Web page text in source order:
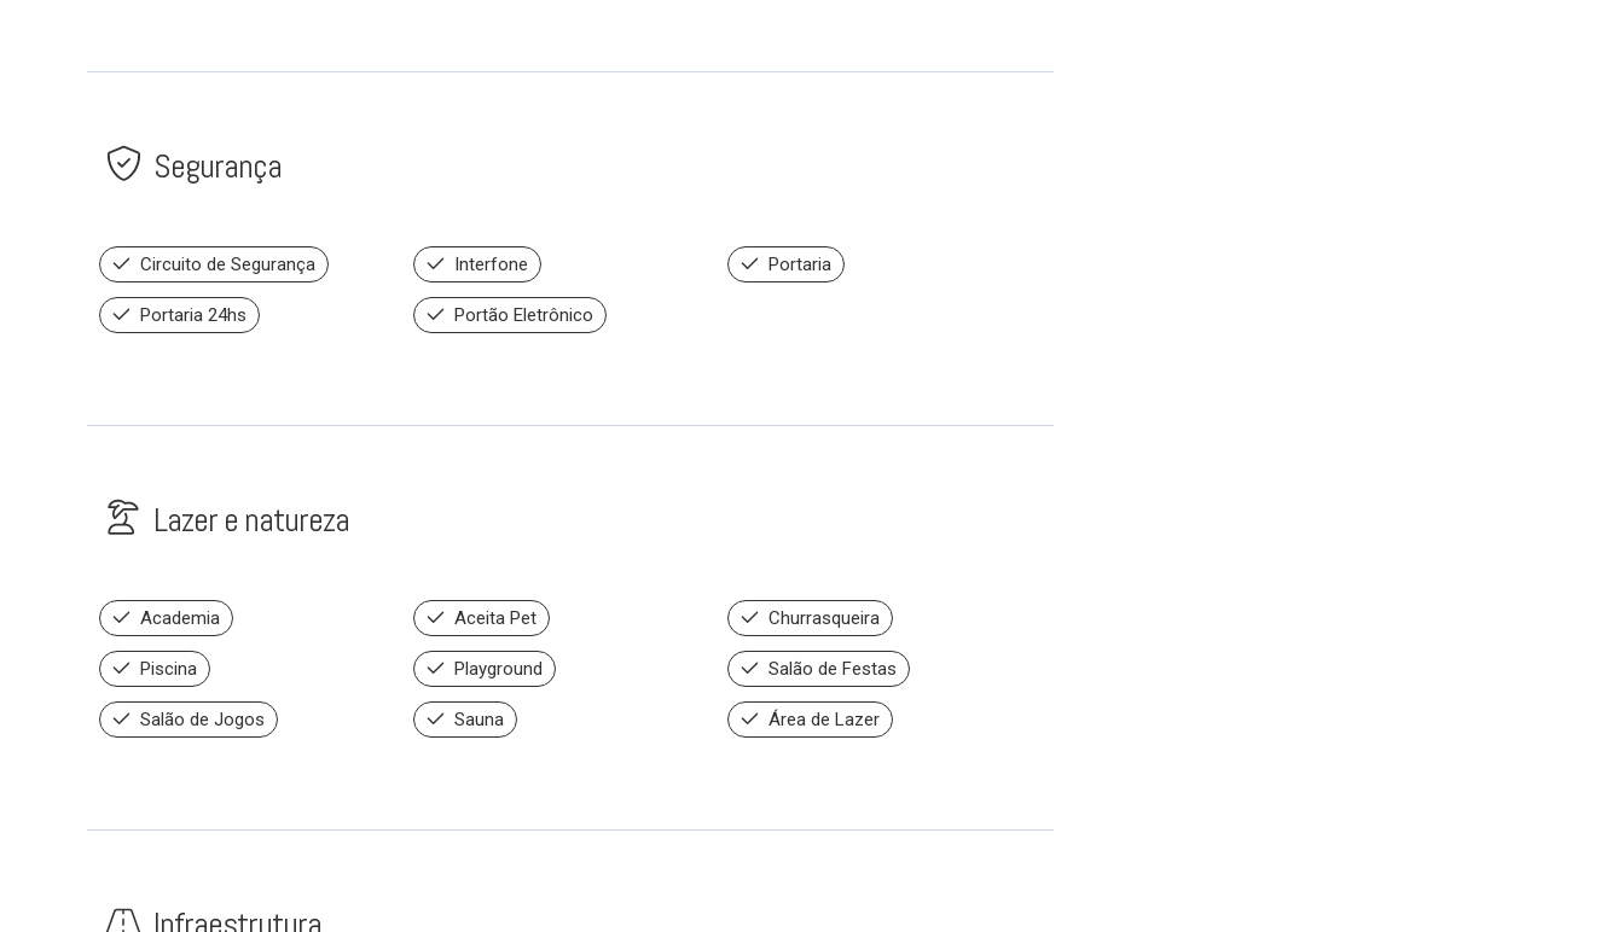
Segurança
Circuito de Segurança Interfone Portaria
Portaria 24hs Portão Eletrônico
Lazer e natureza
Academia Aceita Pet Churrasqueira
Piscina Playground Salão de Festas
Salão de Jogos Sauna Área de Lazer